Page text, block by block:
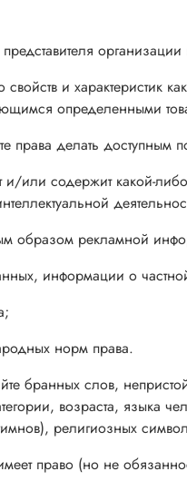
и характеристик
определенными
права делать
и/или содержит какой-
образом рекламной
информации о
норм права.
бранных слов,
возраста, языка
религиозных
право (но не